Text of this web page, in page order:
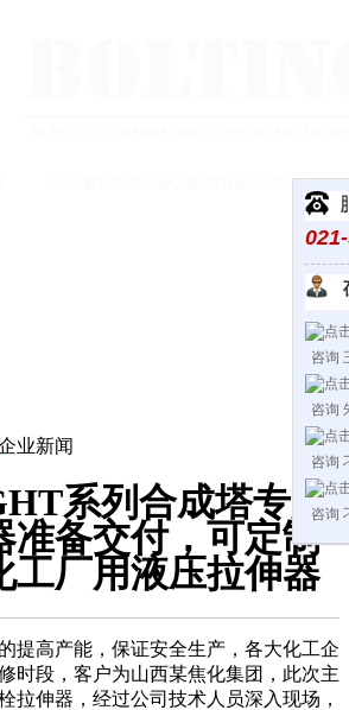
业新闻
系列合成塔专用
准备交付，可定制
工厂用液压拉伸器
提高产能，保证安全生产，各大化工企
时段，客户为山西某焦化集团，此次主
拉伸器，经过公司技术人员深入现场，
咨询
咨询
咨询
咨询